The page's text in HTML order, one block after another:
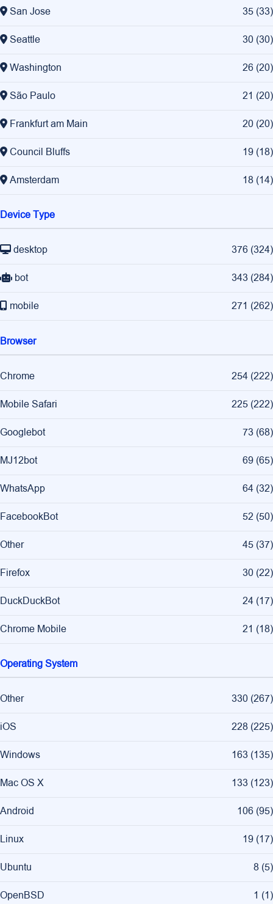
San Jose 35 (33)
Seattle 30 (30)
Washington 26 (20)
São Paulo 21 (20)
Frankfurt am Main 20 (20)
Council Bluffs 19 (18)
Amsterdam 18 (14)
Device Type
desktop 376 (324)
bot 343 (284)
mobile 271 (262)
Browser
Chrome 254 (222)
Mobile Safari 225 (222)
Googlebot 73 (68)
MJ12bot 69 (65)
WhatsApp 64 (32)
FacebookBot 52 (50)
Other 45 (37)
Firefox 30 (22)
DuckDuckBot 24 (17)
Chrome Mobile 21 (18)
Operating System
Other 330 (267)
iOS 228 (225)
Windows 163 (135)
Mac OS X 133 (123)
Android 106 (95)
Linux 19 (17)
Ubuntu 8 (5)
OpenBSD 1 (1)